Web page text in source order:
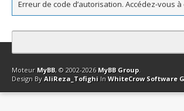
Erreur de code d’autorisation. Accédez-vous
Contact Club Affiliation Retourner en haut
Moteur MyBB, © 2002-2026 MyBB Group.
Design By AliReza_Tofighi In WhiteCrow Software